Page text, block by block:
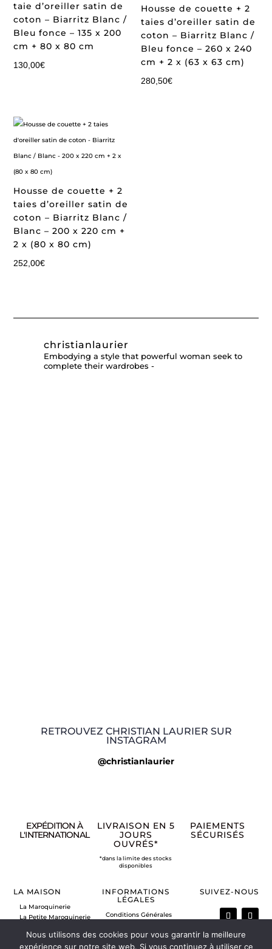
taie d’oreiller satin de
coton – Biarritz Blanc /
Bleu fonce – 135 x 200
cm + 80 x 80 cm
130,00€
Housse de couette + 2
taies d’oreiller satin de
coton – Biarritz Blanc /
Bleu fonce – 260 x 240
cm + 2 x (63 x 63 cm)
280,50€
Housse de couette + 2
taies d’oreiller satin de
coton – Biarritz Blanc /
Blanc – 200 x 220 cm +
2 x (80 x 80 cm)
252,00€
christianlaurier
Embodying a style that powerful woman seek to
complete their wardrobes -
RETROUVEZ CHRISTIAN LAURIER SUR
INSTAGRAM
@christianlaurier
EXPÉDITION À
L'INTERNATIONAL
LIVRAISON EN 5
JOURS
OUVRÉS*
*dans la limite des stocks
disponibles
PAIEMENTS
SÉCURISÉS
LA MAISON
La Maroquinerie
La Petite Maroquinerie
Nous contacter
INFORMATIONS
LÉGALES
Conditions Générales
Mentions légales
Politique de retour
SUIVEZ-NOUS
Nous utilisons des cookies pour vous garantir la meilleure
expérience sur notre site web. Si vous continuez à utiliser ce